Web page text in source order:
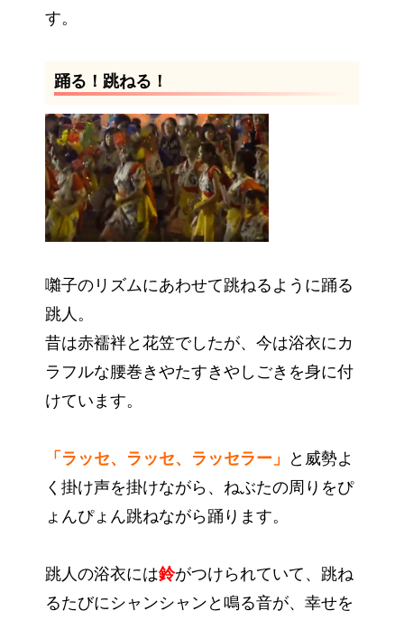
す。
踊る！跳ねる！
囃子のリズムにあわせて跳ねるように踊る
跳人。
昔は赤襦袢と花笠でしたが、今は浴衣にカ
ラフルな腰巻きやたすきやしごきを身に付
けています。
「ラッセ、ラッセ、ラッセラー」
と威勢よ
く掛け声を掛けながら、ねぶたの周りをぴ
ょんぴょん跳ねながら踊ります。
跳人の浴衣には鈴がつけられていて、跳ね
るたびにシャンシャンと鳴る音が、幸せを